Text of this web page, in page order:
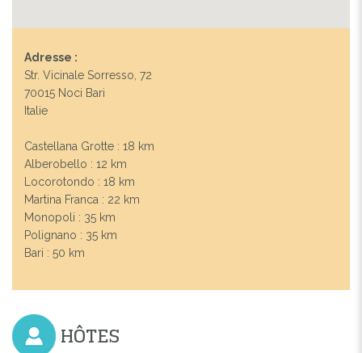
Previous
Adresse :
Str. Vicinale Sorresso, 72
70015 Noci Bari
Italie
Castellana Grotte : 18 km
Alberobello : 12 km
Locorotondo : 18 km
Martina Franca : 22 km
Monopoli : 35 km
Polignano : 35 km
Bari : 50 km
HÔTES